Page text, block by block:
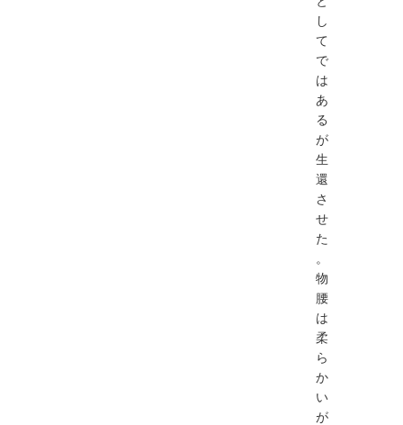
し
て
で
は
あ
る
が
生
還
さ
せ
た
。
物
腰
は
柔
ら
か
い
が